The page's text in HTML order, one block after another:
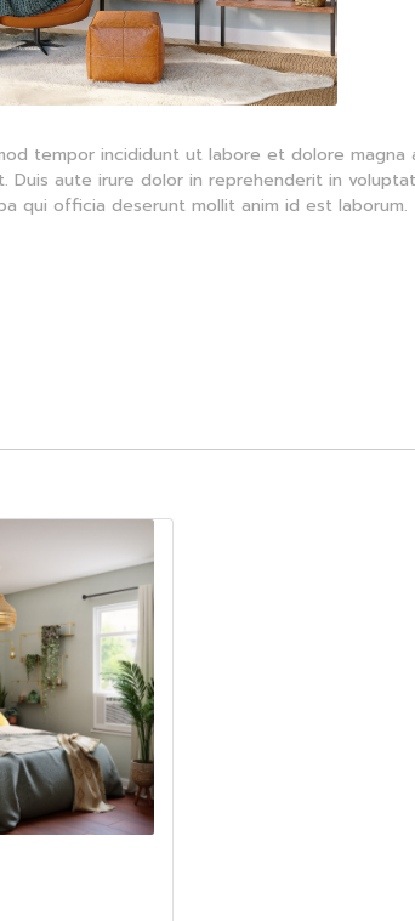
tempor incididunt ut labore et dolore magna
aute irure dolor in reprehenderit in
qui officia deserunt mollit anim id est laborum.